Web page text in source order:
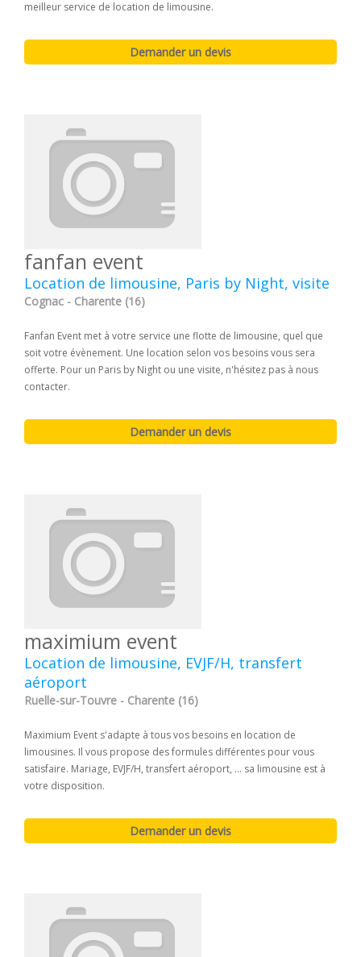
meilleur service de location de limousine.
fanfan event
Location de limousine, Paris by Night, visite
Cognac - Charente (16)
Fanfan Event met à votre service une flotte de limousine, quel que
soit votre évènement. Une location selon vos besoins vous sera
offerte. Pour un Paris by Night ou une visite, n'hésitez pas à nous
contacter.
maximium event
Location de limousine, EVJF/H, transfert
aéroport
Ruelle-sur-Touvre - Charente (16)
Maximium Event s'adapte à tous vos besoins en location de
limousines. Il vous propose des formules différentes pour vous
satisfaire. Mariage, EVJF/H, transfert aéroport, ... sa limousine est à
votre disposition.